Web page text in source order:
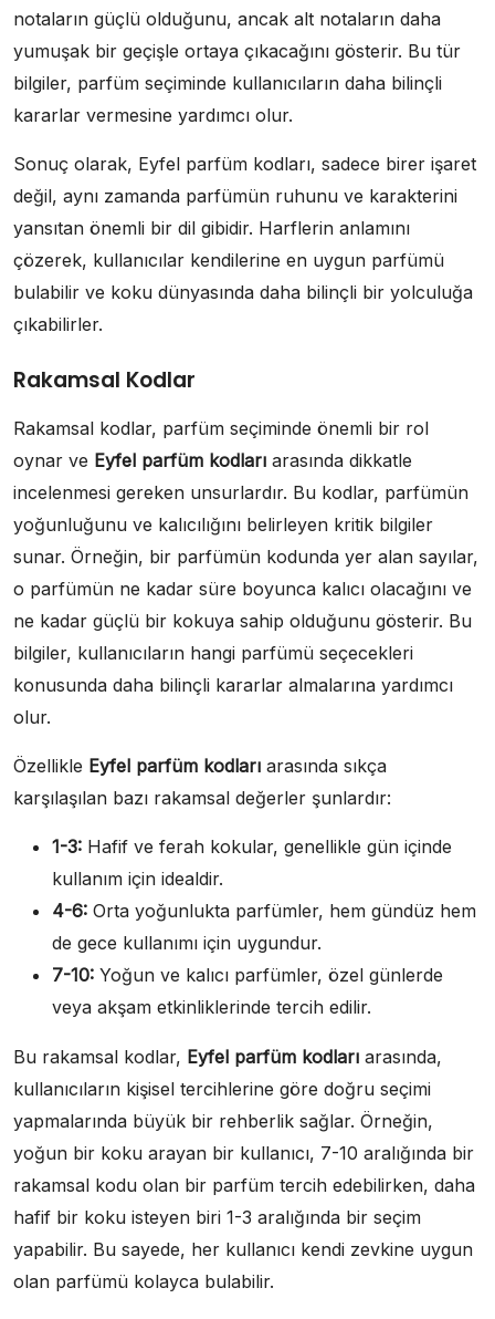
notaların güçlü olduğunu, ancak alt notaların daha
yumuşak bir geçişle ortaya çıkacağını gösterir. Bu tür
bilgiler, parfüm seçiminde kullanıcıların daha bilinçli
kararlar vermesine yardımcı olur.
Sonuç olarak, Eyfel parfüm kodları, sadece birer işaret
değil, aynı zamanda parfümün ruhunu ve karakterini
yansıtan önemli bir dil gibidir. Harflerin anlamını
çözerek, kullanıcılar kendilerine en uygun parfümü
bulabilir ve koku dünyasında daha bilinçli bir yolculuğa
çıkabilirler.
Rakamsal Kodlar
Rakamsal kodlar, parfüm seçiminde önemli bir rol
oynar ve Eyfel parfüm kodları arasında dikkatle
incelenmesi gereken unsurlardır. Bu kodlar, parfümün
yoğunluğunu ve kalıcılığını belirleyen kritik bilgiler
sunar. Örneğin, bir parfümün kodunda yer alan sayılar,
o parfümün ne kadar süre boyunca kalıcı olacağını ve
ne kadar güçlü bir kokuya sahip olduğunu gösterir. Bu
bilgiler, kullanıcıların hangi parfümü seçecekleri
konusunda daha bilinçli kararlar almalarına yardımcı
olur.
Özellikle Eyfel parfüm kodları arasında sıkça
karşılaşılan bazı rakamsal değerler şunlardır:
1-3: Hafif ve ferah kokular, genellikle gün içinde
kullanım için idealdir.
4-6: Orta yoğunlukta parfümler, hem gündüz hem
de gece kullanımı için uygundur.
7-10: Yoğun ve kalıcı parfümler, özel günlerde
veya akşam etkinliklerinde tercih edilir.
Bu rakamsal kodlar, Eyfel parfüm kodları arasında,
kullanıcıların kişisel tercihlerine göre doğru seçimi
yapmalarında büyük bir rehberlik sağlar. Örneğin,
yoğun bir koku arayan bir kullanıcı, 7-10 aralığında bir
rakamsal kodu olan bir parfüm tercih edebilirken, daha
hafif bir koku isteyen biri 1-3 aralığında bir seçim
yapabilir. Bu sayede, her kullanıcı kendi zevkine uygun
olan parfümü kolayca bulabilir.